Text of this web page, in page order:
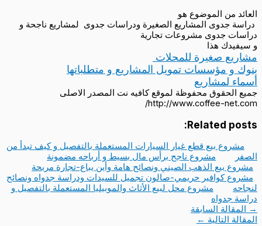
العائد من الموضوع هو
دراسة جدوى المشاريع الصغيرة ودراسات جدوى لمشاريع ناجحة و
دراسات جدوى مشروعات تجارية
و سيفيدك هذا
مشاريع صغيرة للمحلات
بنوك و مؤسسات تمويل المشاريع و متطلباتها
أسماء لمشاريع
جميع الحقوق محفوظة لموقع كافيه نت المصدر الاصلى
http://www.coffee-net.com/
Related posts:
مشروع بيع قطع غيار السيارات المستعملة بالتفصيل و كيف تبدأ من
الصفر
مشروع ناجح برأس مال بسيط و أرباحه مضمونة
مشروع بيع الذهب الصيني ونصائح هامة وأين يباع-تجارة مربحة
مشروع كوافير حريمي-صالون تجميل للسيدات ودراسة جدواه ونصائح
لنجاحه
مشروع محل لبيع الأثاث والموبيليا المستعملة بالتفصيل و
دراسة جدواه
→
المقالة السابقة
المقالة التالية ←